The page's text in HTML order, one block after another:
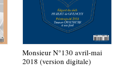
Monsieur N°130 avril-mai
2018 (version digitale)